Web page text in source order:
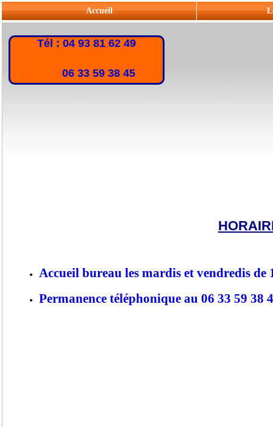
Accueil
Tél : 04 93 81 62 49
06 33 59 38 45
Accueil bureau les mardis et vendredis de
Permanence téléphonique au 06 33 59 38